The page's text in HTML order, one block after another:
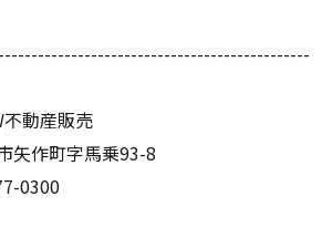
動産販売
矢作町字馬乗93-8
0300